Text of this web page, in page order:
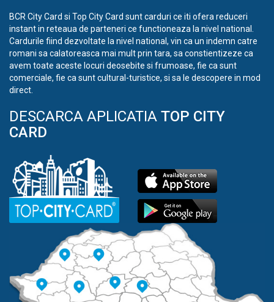
BCR City Card si Top City Card sunt carduri ce iti ofera reduceri
instant in reteaua de parteneri ce functioneaza la nivel national.
Cardurile fiind dezvoltate la nivel national, vin ca un indemn catre
romani sa calatoreasca mai mult prin tara, sa constientizeze ca
avem toate aceste locuri deosebite si frumoase, fie ca sunt
comerciale, fie ca sunt cultural-turistice, si sa le descopere in mod
direct.
DESCARCA APLICATIA TOP CITY
CARD